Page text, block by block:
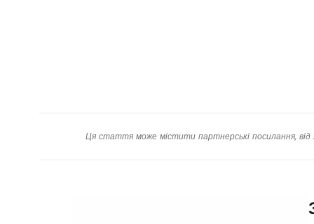
Ця стаття може містити партнерські посилання,